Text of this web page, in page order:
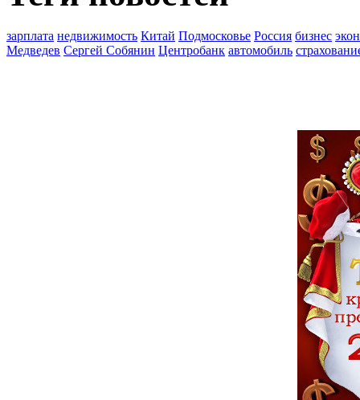
зарплата недвижимость Китай Подмосковье Россия бизнес
Медведев Сергей Собянин Центробанк автомобиль